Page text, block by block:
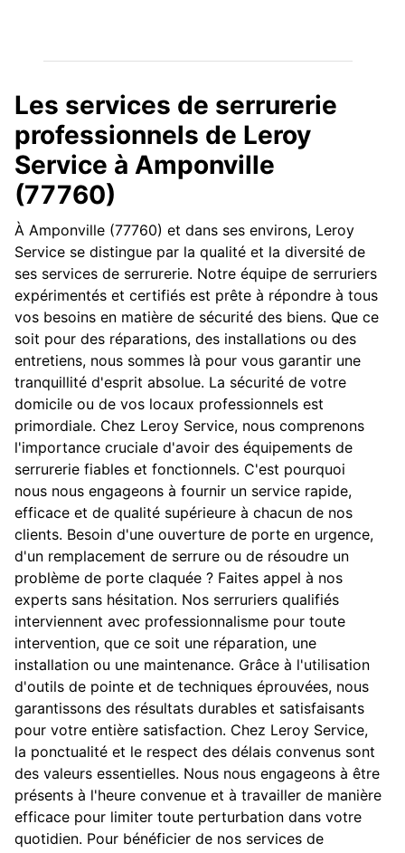
Les services de serrurerie
professionnels de Leroy
Service à Amponville
(77760)
À Amponville (77760) et dans ses environs, Leroy
Service se distingue par la qualité et la diversité de
ses services de serrurerie. Notre équipe de serruriers
expérimentés et certifiés est prête à répondre à tous
vos besoins en matière de sécurité des biens. Que ce
soit pour des réparations, des installations ou des
entretiens, nous sommes là pour vous garantir une
tranquillité d'esprit absolue. La sécurité de votre
domicile ou de vos locaux professionnels est
primordiale. Chez Leroy Service, nous comprenons
l'importance cruciale d'avoir des équipements de
serrurerie fiables et fonctionnels. C'est pourquoi
nous nous engageons à fournir un service rapide,
efficace et de qualité supérieure à chacun de nos
clients. Besoin d'une ouverture de porte en urgence,
d'un remplacement de serrure ou de résoudre un
problème de porte claquée ? Faites appel à nos
experts sans hésitation. Nos serruriers qualifiés
interviennent avec professionnalisme pour toute
intervention, que ce soit une réparation, une
installation ou une maintenance. Grâce à l'utilisation
d'outils de pointe et de techniques éprouvées, nous
garantissons des résultats durables et satisfaisants
pour votre entière satisfaction. Chez Leroy Service,
la ponctualité et le respect des délais convenus sont
des valeurs essentielles. Nous nous engageons à être
présents à l'heure convenue et à travailler de manière
efficace pour limiter toute perturbation dans votre
quotidien. Pour bénéficier de nos services de